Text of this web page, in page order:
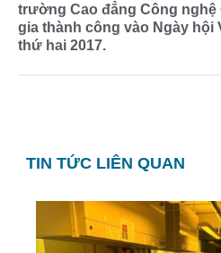
trường Cao đẳng Công nghệ
gia thành công vào Ngày hội
thứ hai 2017.
TIN TỨC LIÊN QUAN